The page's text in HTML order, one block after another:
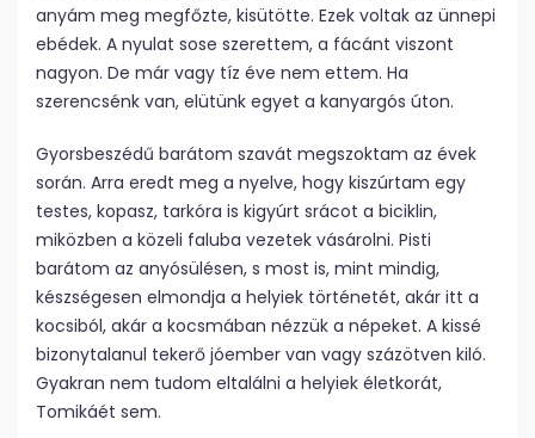
anyám meg megfőzte, kisütötte. Ezek voltak az ünnepi
ebédek. A nyulat sose szerettem, a fácánt viszont
nagyon. De már vagy tíz éve nem ettem. Ha
szerencsénk van, elütünk egyet a kanyargós úton.
Gyorsbeszédű barátom szavát megszoktam az évek
során. Arra eredt meg a nyelve, hogy kiszúrtam egy
testes, kopasz, tarkóra is kigyúrt srácot a biciklin,
miközben a közeli faluba vezetek vásárolni. Pisti
barátom az anyósülésen, s most is, mint mindig,
készségesen elmondja a helyiek történetét, akár itt a
kocsiból, akár a kocsmában nézzük a népeket. A kissé
bizonytalanul tekerő jóember van vagy százötven kiló.
Gyakran nem tudom eltalálni a helyiek életkorát,
Tomikáét sem.